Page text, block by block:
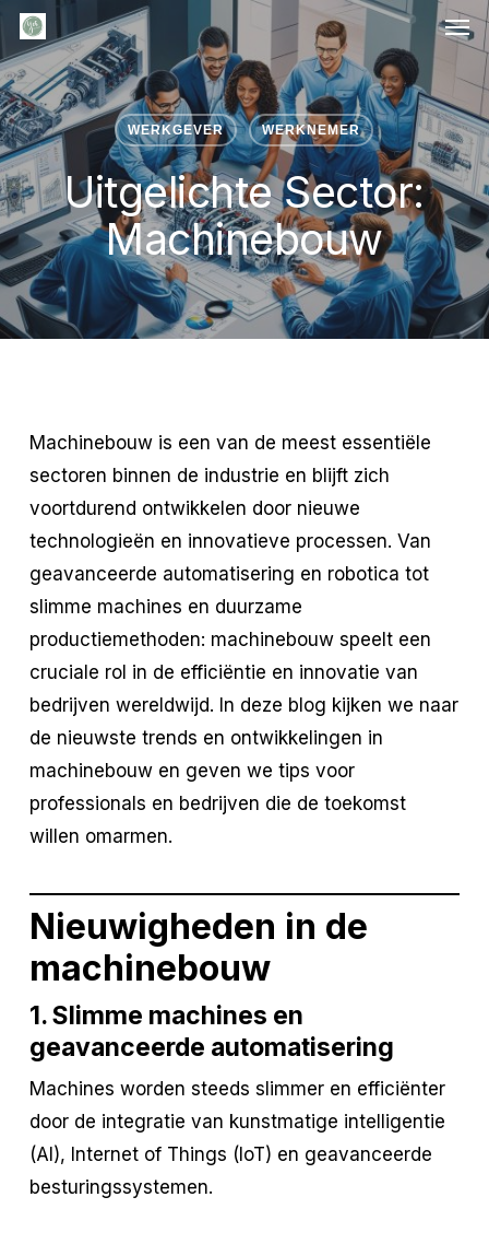
Skip
to
main
content
WERKGEVER WERKNEMER
Uitgelichte Sector:
Machinebouw
Machinebouw is een van de meest essentiële
sectoren binnen de industrie en blijft zich
voortdurend ontwikkelen door nieuwe
technologieën en innovatieve processen. Van
geavanceerde automatisering en robotica tot
slimme machines en duurzame
productiemethoden: machinebouw speelt een
cruciale rol in de efficiëntie en innovatie van
bedrijven wereldwijd. In deze blog kijken we naar
de nieuwste trends en ontwikkelingen in
machinebouw en geven we tips voor
professionals en bedrijven die de toekomst
willen omarmen.
Nieuwigheden in de
machinebouw
1. Slimme machines en
geavanceerde automatisering
Machines worden steeds slimmer en efficiënter
door de integratie van kunstmatige intelligentie
(AI), Internet of Things (IoT) en geavanceerde
besturingssystemen.